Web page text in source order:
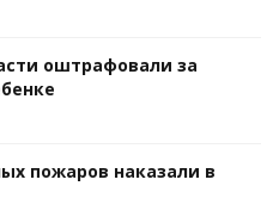
оштрафовали за
пожаров наказали в